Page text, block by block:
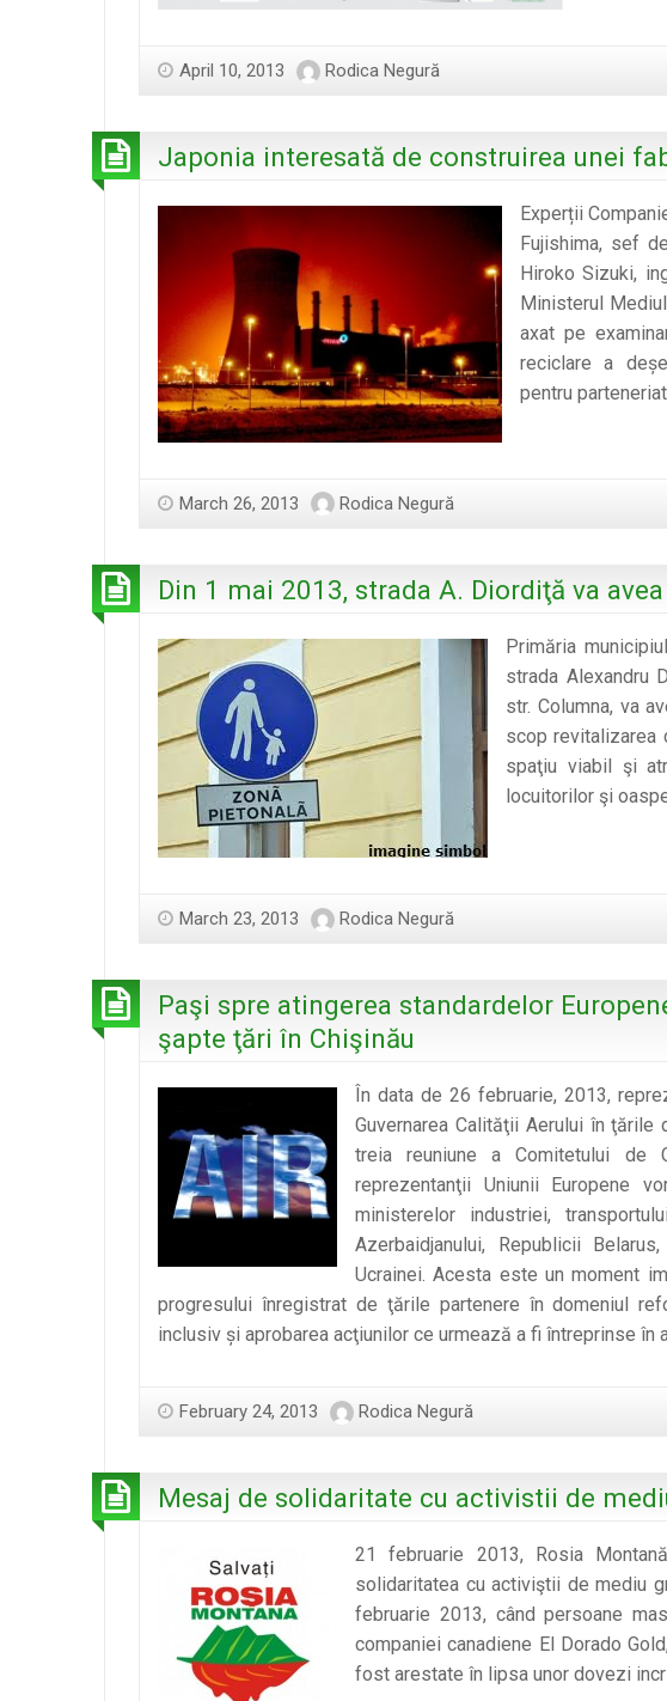
April 10, 2013 Rodica Negură
Japonia interesată de construirea unei
Experții
Fujishima, sef
Hiroko Sizuki,
Ministerul
axat pe
reciclare a
pentru
March 26, 2013 Rodica Negură
Din 1 mai 2013, strada A. Diordiţă va
Primăria
strada Alexandru
str. Columna, va
scop revitalizarea
spaţiu viabil şi
locuitorilor şi
March 23, 2013 Rodica Negură
Paşi spre atingerea standardelor
şapte ţări în Chişinău
În data de 26 februarie, 2013,
Guvernarea Calităţii Aerului în
treia reuniune a Comitetului de
reprezentanţii Uniunii Europene
ministerelor industriei,
Azerbaidjanului, Republicii
Ucrainei. Acesta este un moment
progresului înregistrat de ţările partenere în domeniul
inclusiv și aprobarea acţiunilor ce urmează a fi întreprinse în
February 24, 2013 Rodica Negură
Mesaj de solidaritate cu activistii de
21 februarie 2013, Rosia
solidaritatea cu activiştii de mediu
februarie 2013, când persoane
companiei canadiene El Dorado
fost arestate în lipsa unor dovezi